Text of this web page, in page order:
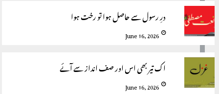
درِ رسول سے حاصل ہوا تو رخت ہوا
June 16, 2026
اک تیر بھی اس اور صف انداز سے آئے
June 16, 2026